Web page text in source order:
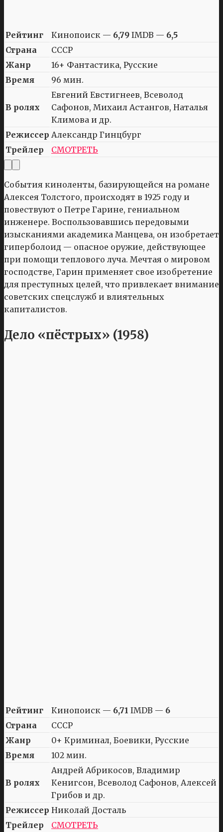
Рейтинг Кинопоиск — 6,79 IMDB — 6,5
Страна
СССР
Жанр
16+ Фантастика, Русские
Время
96 мин.
В ролях
Евгений Евстигнеев, Всеволод
Сафонов, Михаил Астангов, Наталья
Климова и др.
Режиссер Александр Гинцбург
Трейлер
СМОТРЕТЬ
События киноленты, базирующейся на романе
Алексея Толстого, происходят в 1925 году и
повествуют о Петре Гарине, гениальном
инженере. Воспользовавшись передовыми
изысканиями академика Манцева, он изобретает
гиперболоид — опасное оружие, действующее
при помощи теплового луча. Мечтая о мировом
господстве, Гарин применяет свое изобретение
для преступных целей, что привлекает внимание
советских спецслужб и влиятельных
капиталистов.
Дело «пёстрых» (1958)
Рейтинг Кинопоиск — 6,71 IMDB — 6
Страна
СССР
Жанр
0+ Криминал, Боевики, Русские
Время
102 мин.
В ролях
Андрей Абрикосов, Владимир
Кенигсон, Всеволод Сафонов, Алексей
Грибов и др.
Режиссер Николай Досталь
Трейлер
СМОТРЕТЬ